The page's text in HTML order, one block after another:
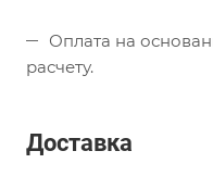
Оплата на
расчету.
Доставка